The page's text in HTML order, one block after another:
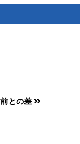
前との差